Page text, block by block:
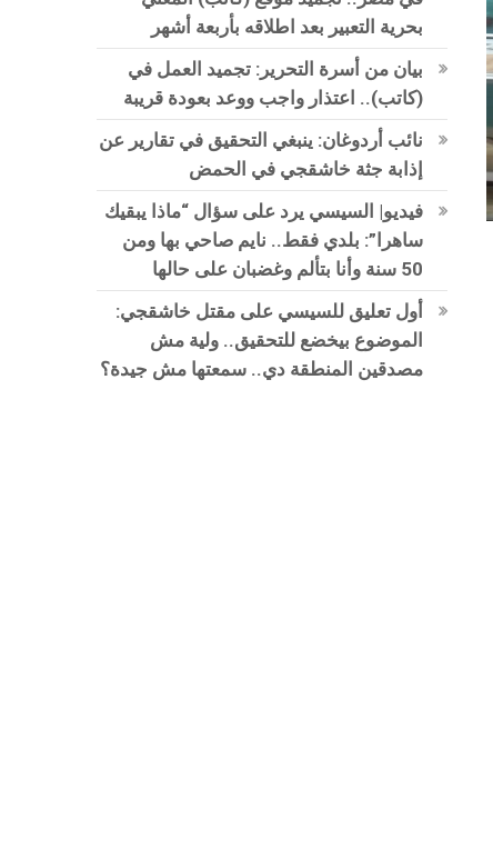
بحرية التعبير بعد اطلاقه بأربعة أشهر
بيان من أسرة التحرير: تجميد العمل في
(كاتب).. اعتذار واجب ووعد بعودة قريبة
نائب أردوغان: ينبغي التحقيق في تقارير عن
إذابة جثة خاشقجي في الحمض
فيديو| السيسي يرد على سؤال “ماذا يبقيك
ساهرا”: بلدي فقط.. نايم صاحي بها ومن
50 سنة وأنا بتألم وغضبان على حالها
أول تعليق للسيسي على مقتل خاشقجي:
الموضوع بيخضع للتحقيق.. ولية مش
مصدقين المنطقة دي.. سمعتها مش جيدة؟